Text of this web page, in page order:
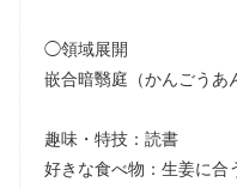
◯領域展開
嵌合暗翳庭（かんごうあ
趣味・特技：読書
好きな食べ物：生姜に合